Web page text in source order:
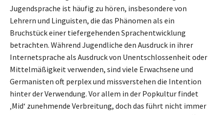
Jugendsprache ist häufig zu hören, insbesondere von
Lehrern und Linguisten, die das Phänomen als ein
Bruchstück einer tiefergehenden Sprachentwicklung
betrachten. Während Jugendliche den Ausdruck in ihrer
Internetsprache als Ausdruck von Unentschlossenheit oder
Mittelmäßigkeit verwenden, sind viele Erwachsene und
Germanisten oft perplex und missverstehen die Intention
hinter der Verwendung. Vor allem in der Popkultur findet
‚Mid‘ zunehmende Verbreitung, doch das führt nicht immer